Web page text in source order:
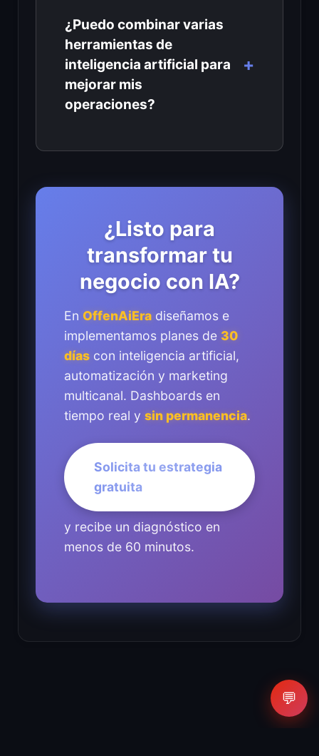
¿Puedo combinar varias
herramientas de
inteligencia artificial para
mejorar mis
operaciones?
¿Listo para
transformar tu
negocio con IA?
En OffenAiEra diseñamos e
implementamos planes de 30
días con inteligencia artificial,
automatización y marketing
multicanal. Dashboards en
tiempo real y sin permanencia.
Solicita tu estrategia
gratuita
y recibe un diagnóstico en
menos de 60 minutos.
💬